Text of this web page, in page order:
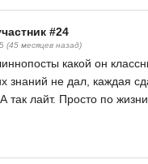
#24
(45 месяцев назад)
какой он
знаний не дал, каждая
так лайт. Просто по